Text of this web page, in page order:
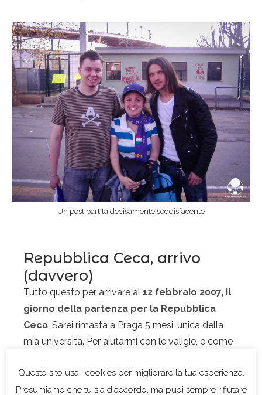
Un post partita decisamente soddisfacente
Repubblica Ceca, arrivo
(davvero)
Tutto questo per arrivare al 12 febbraio 2007, il
giorno della partenza per la Repubblica
Ceca. Sarei rimasta a Praga 5 mesi, unica della
mia università. Per aiutarmi con le valigie, e come
mamma e nonna. E grazie al cielo: arrivate a
Fiumicino, scoprimmo che il volo era stato